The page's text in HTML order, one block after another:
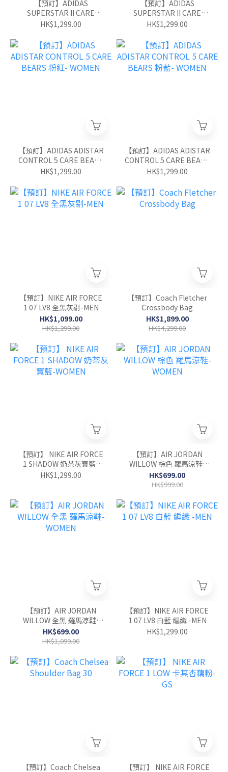
【預訂】ADIDAS
SUPERSTAR II CARE
BEARS 粉紅- WOMEN
HK$1,299.00
【預訂】ADIDAS
SUPERSTAR II CARE
BEARS 粉藍- WOMEN
HK$1,299.00
【預訂】ADIDAS ADISTAR
CONTROL 5 CARE BEARS
粉紅- WOMEN
HK$1,299.00
【預訂】ADIDAS ADISTAR
CONTROL 5 CARE BEARS
粉藍- WOMEN
HK$1,299.00
【預訂】NIKE AIR FORCE
1 07 LV8 全黑灰剔-MEN
HK$1,099.00
HK$1,299.00
【預訂】Coach Fletcher
Crossbody Bag
HK$1,899.00
HK$4,299.00
【預訂】 NIKE AIR FORCE
1 SHADOW 奶茶灰寶藍-
WOMEN
HK$1,299.00
【預訂】AIR JORDAN
WILLOW 棕色 羅馬涼鞋-
WOMEN
HK$699.00
HK$999.00
【預訂】AIR JORDAN
WILLOW 全黑 羅馬涼鞋-
WOMEN
HK$699.00
HK$1,099.00
【預訂】NIKE AIR FORCE
1 07 LV8 白藍 編織 -MEN
HK$1,299.00
【預訂】Coach Chelsea
【預訂】 NIKE AIR FORCE